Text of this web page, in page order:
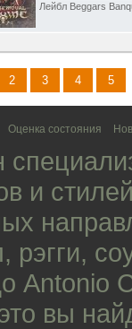
Лейбл Beggars
2 3 4 5
Оценка состояния
и
, рэгги,
Antonio
вы